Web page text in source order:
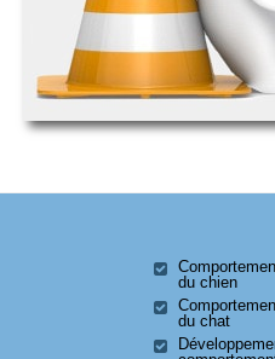
du chien
du chat